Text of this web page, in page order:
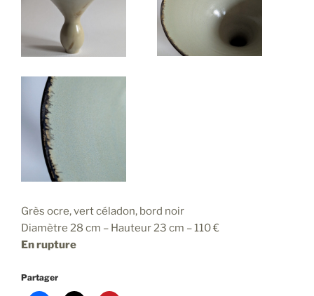
Grès ocre, vert céladon, bord noir
Diamètre 28 cm – Hauteur 23 cm – 110 €
En rupture
Partager